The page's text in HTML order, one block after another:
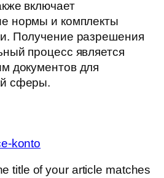
включает
нормы и комплекты
Получение разрешения
процесс является
документов для
сферы.
konto
title of your article matches